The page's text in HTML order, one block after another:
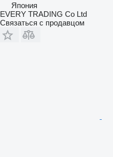
Япония
EVERY TRADING Co Ltd
Связаться с продавцом